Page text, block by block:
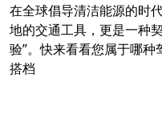
在全球倡导清洁能源的时代
地的交通工具，更是一种
验”。快来看看您属于哪
搭档